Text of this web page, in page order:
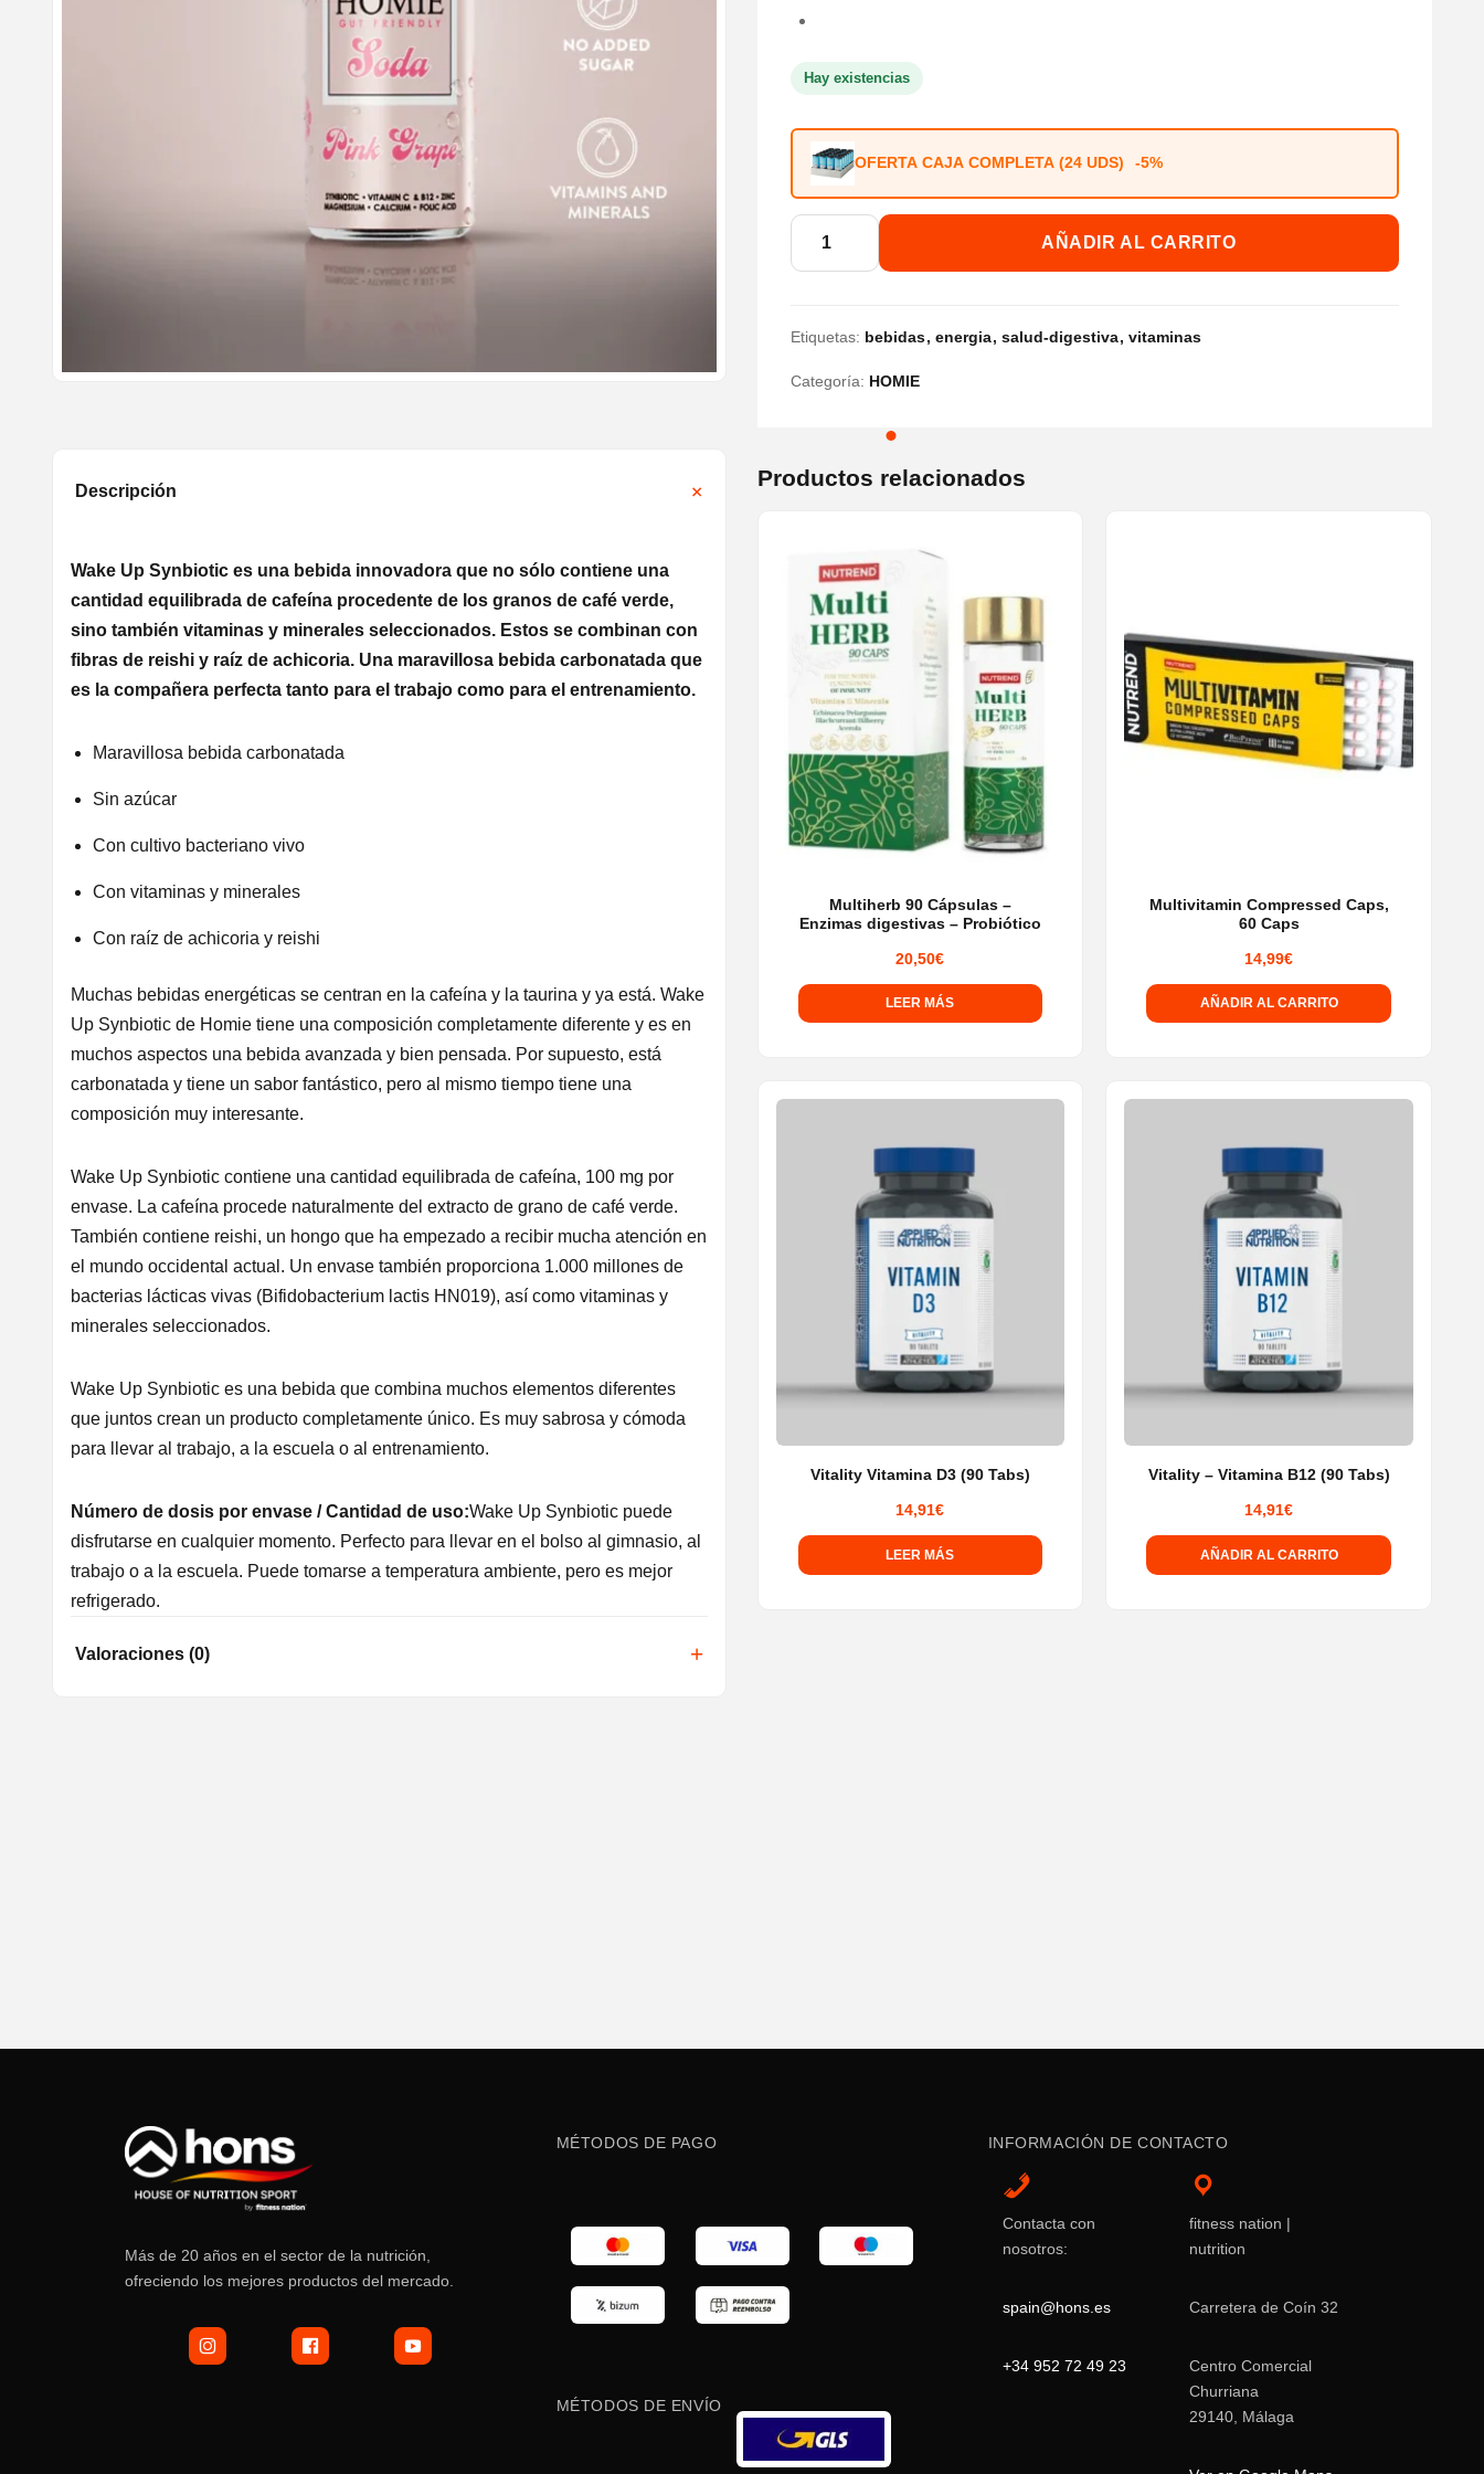
Descripción
Wake Up Synbiotic es una bebida innovadora que no sólo contiene una
cantidad equilibrada de cafeína procedente de los granos de café verde,
sino también vitaminas y minerales seleccionados. Estos se combinan con
fibras de reishi y raíz de achicoria. Una maravillosa bebida carbonatada que
es la compañera perfecta tanto para el trabajo como para el entrenamiento.
Maravillosa bebida carbonatada
Sin azúcar
Con cultivo bacteriano vivo
Con vitaminas y minerales
Con raíz de achicoria y reishi
Muchas bebidas energéticas se centran en la cafeína y la taurina y ya está. Wake
Up Synbiotic de Homie tiene una composición completamente diferente y es en
muchos aspectos una bebida avanzada y bien pensada. Por supuesto, está
carbonatada y tiene un sabor fantástico, pero al mismo tiempo tiene una
composición muy interesante.
Wake Up Synbiotic contiene una cantidad equilibrada de cafeína, 100 mg por
envase. La cafeína procede naturalmente del extracto de grano de café verde.
También contiene reishi, un hongo que ha empezado a recibir mucha atención en
el mundo occidental actual. Un envase también proporciona 1.000 millones de
bacterias lácticas vivas (Bifidobacterium lactis HN019), así como vitaminas y
minerales seleccionados.
Wake Up Synbiotic es una bebida que combina muchos elementos diferentes
que juntos crean un producto completamente único. Es muy sabrosa y cómoda
para llevar al trabajo, a la escuela o al entrenamiento.
Número de dosis por envase / Cantidad de uso:Wake Up Synbiotic puede
disfrutarse en cualquier momento. Perfecto para llevar en el bolso al gimnasio, al
trabajo o a la escuela. Puede tomarse a temperatura ambiente, pero es mejor
refrigerado.
Valoraciones (0)
Hay existencias
OFERTA CAJA COMPLETA (24 UDS) -5%
330ml
cantidad
AÑADIR AL CARRITO
Etiquetas: bebidas energia salud-digestiva vitaminas
Categoría: HOMIE
Productos relacionados
Multiherb 90 Cápsulas –
Enzimas digestivas – Probiótico
20,50€
LEER MÁS
Multivitamin Compressed Caps,
60 Caps
14,99€
AÑADIR AL CARRITO
Vitality Vitamina D3 (90 Tabs)
14,91€
LEER MÁS
Vitality – Vitamina B12 (90 Tabs)
14,91€
AÑADIR AL CARRITO
Más de 20 años en el sector de la nutrición,
ofreciendo los mejores productos del mercado.
MÉTODOS DE PAGO
MÉTODOS DE ENVÍO
INFORMACIÓN DE CONTACTO
Contacta con
nosotros:
spain@hons.es
+34 952 72 49 23
fitness nation |
nutrition
Carretera de Coín 32
Centro Comercial
Churriana
29140, Málaga